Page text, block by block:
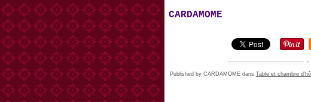
CARDAMOME
Published by CARDAMOME dans Table et chambre